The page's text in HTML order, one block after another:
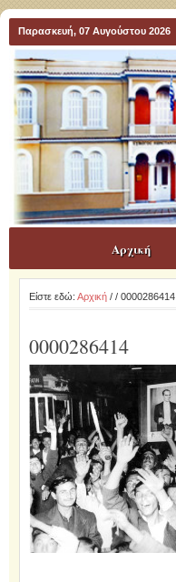
Παρασκευή, 07 Αυγούστου 2026
Αρχική
Είστε εδώ: Αρχική/ / 0000286414
0000286414